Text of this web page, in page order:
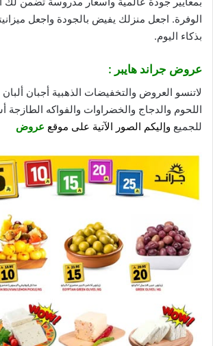
الوفرة. اجعل منزلك يفيض بالجودة واجعل
بذكاء اليوم.
عروض جراند هايبر :
لاتنسو العروض والتخفيضات الذهبية أجبان
اللحوم والدجاج والخضراوات والفواكه الطازجة
للجميع وإليكم الصور الآتية على موقع عروض